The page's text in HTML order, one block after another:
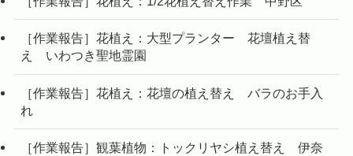
［作業報告］花植え：大型プランター 花壇植え替
え いわつき聖地霊園
［作業報告］花植え：花壇の植え替え バラのお手入
れ
［作業報告］観葉植物：トックリヤシ植え替え 伊奈